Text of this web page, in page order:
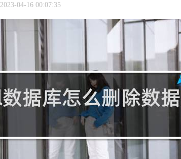
2023-04-16 00:07:35